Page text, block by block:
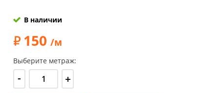
В наличии
150 /м
Выберите метраж:
- +